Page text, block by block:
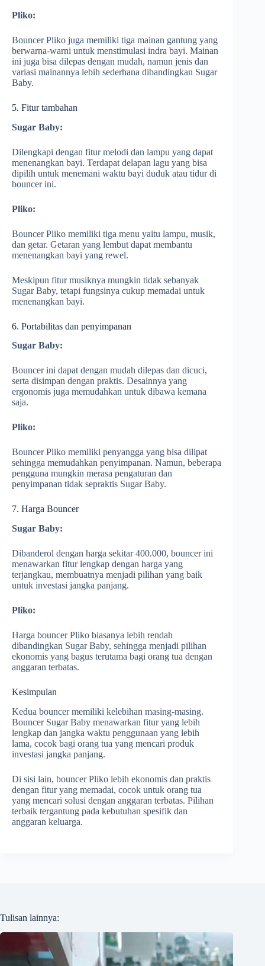
Pliko:
Bouncer Pliko juga memiliki tiga mainan gantung yang
berwarna-warni untuk menstimulasi indra bayi. Mainan
ini juga bisa dilepas dengan mudah, namun jenis dan
variasi mainannya lebih sederhana dibandingkan Sugar
Baby.
5. Fitur tambahan
Sugar Baby:
Dilengkapi dengan fitur melodi dan lampu yang dapat
menenangkan bayi. Terdapat delapan lagu yang bisa
dipilih untuk menemani waktu bayi duduk atau tidur di
bouncer ini.
Pliko:
Bouncer Pliko memiliki tiga menu yaitu lampu, musik,
dan getar. Getaran yang lembut dapat membantu
menenangkan bayi yang rewel.
Meskipun fitur musiknya mungkin tidak sebanyak
Sugar Baby, tetapi fungsinya cukup memadai untuk
menenangkan bayi.
6. Portabilitas dan penyimpanan
Sugar Baby:
Bouncer ini dapat dengan mudah dilepas dan dicuci,
serta disimpan dengan praktis. Desainnya yang
ergonomis juga memudahkan untuk dibawa kemana
saja.
Pliko:
Bouncer Pliko memiliki penyangga yang bisa dilipat
sehingga memudahkan penyimpanan. Namun, beberapa
pengguna mungkin merasa pengaturan dan
penyimpanan tidak sepraktis Sugar Baby.
7. Harga Bouncer
Sugar Baby:
Dibanderol dengan harga sekitar 400.000, bouncer ini
menawarkan fitur lengkap dengan harga yang
terjangkau, membuatnya menjadi pilihan yang baik
untuk investasi jangka panjang.
Pliko:
Harga bouncer Pliko biasanya lebih rendah
dibandingkan Sugar Baby, sehingga menjadi pilihan
ekonomis yang bagus terutama bagi orang tua dengan
anggaran terbatas.
Kesimpulan
Kedua bouncer memiliki kelebihan masing-masing.
Bouncer Sugar Baby menawarkan fitur yang lebih
lengkap dan jangka waktu penggunaan yang lebih
lama, cocok bagi orang tua yang mencari produk
investasi jangka panjang.
Di sisi lain, bouncer Pliko lebih ekonomis dan praktis
dengan fitur yang memadai, cocok untuk orang tua
yang mencari solusi dengan anggaran terbatas. Pilihan
terbaik tergantung pada kebutuhan spesifik dan
anggaran keluarga.
Tulisan lainnya: